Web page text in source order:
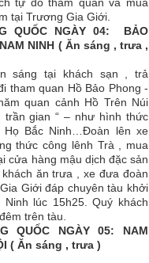
tại Trương Gia Giới.
QUỐC NGÀY 04: BẢO
NINH ( Ăn sáng , trưa ,
sáng tại khách sạn , trả
tham quan Hồ Bảo Phong -
quan cảnh Hồ Trên Núi
gian “ – như hình thức
Họ Bắc Ninh…Đoàn lên xe
thức công lênh Trà , mua
cửa hàng mậu dịch đặc sản
ăn trưa , xe đưa đoàn
Giới đáp chuyên tàu khởi
Ninh lúc 15h25. Quý khách
trên tàu.
QUỐC NGÀY 05: NAM
( Ăn sáng , trưa )